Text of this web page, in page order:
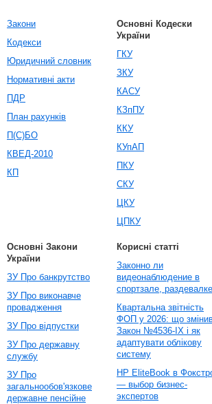
Закони
Кодекси
Юридичний словник
Нормативні акти
ПДР
План рахунків
П(С)БО
КВЕД-2010
КП
Основні Кодески
України
ГКУ
ЗКУ
КАСУ
КЗпПУ
ККУ
КУпАП
ПКУ
СКУ
ЦКУ
ЦПКУ
Основні Закони
України
ЗУ Про банкрутство
ЗУ Про виконавче
провадження
ЗУ Про відпустки
ЗУ Про державну
службу
ЗУ Про
загальнообов'язкове
державне пенсійне
Корисні статті
Законно ли
видеонаблюдение в
спортзале, раздевалке
Квартальна звітність
ФОП у 2026: що
Закон №4536-IX і як
адаптувати облікову
систему
HP EliteBook в
— выбор бизнес-
экспертов